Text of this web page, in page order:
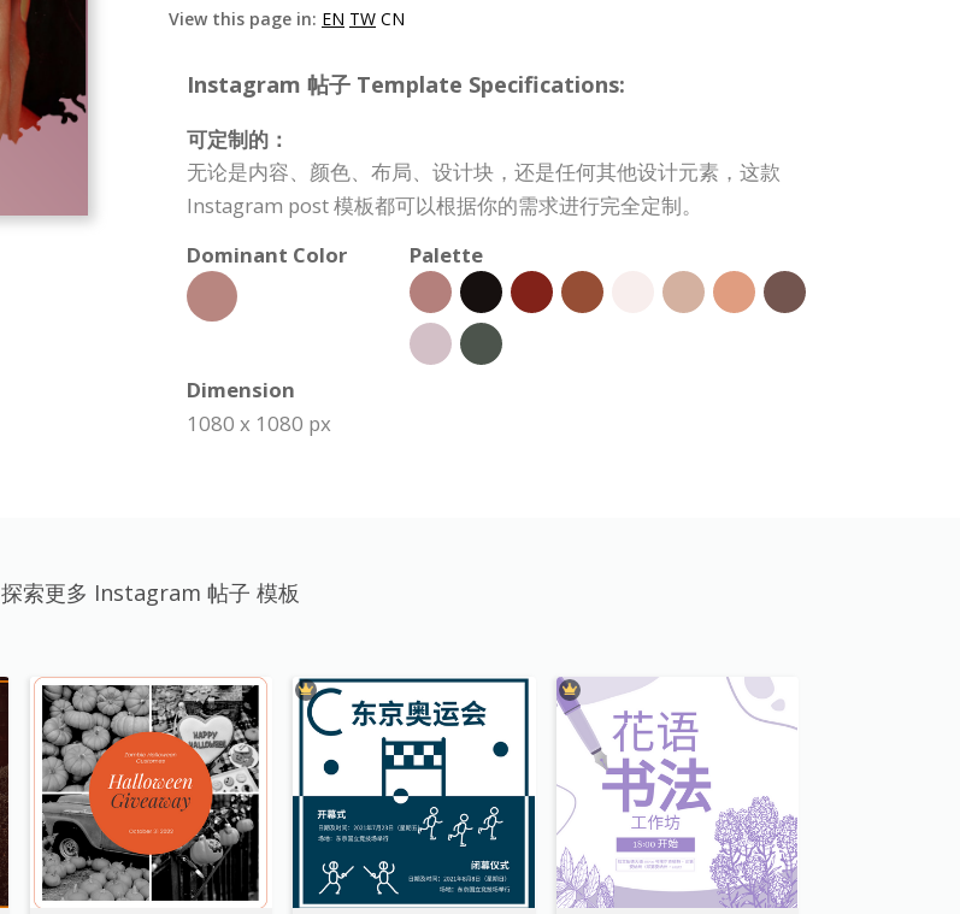
View this page in: EN TW CN
Instagram 帖子 Template Specifications:
可定制的：
无论是内容、颜色、布局、设计块，还是任何其他设计元素，这款
Instagram post 模板都可以根据你的需求进行完全定制。
Dominant Color
Palette
Dimension
1080 x 1080 px
探索更多 Instagram 帖子 模板